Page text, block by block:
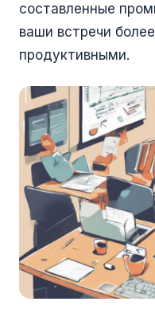
составленные
ваши встречи
продуктивными.